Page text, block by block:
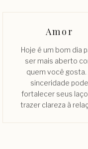
Amor
Hoje é um bom dia
ser mais aberto
quem você gosta.
sinceridade pode
fortalecer seus
trazer clareza à